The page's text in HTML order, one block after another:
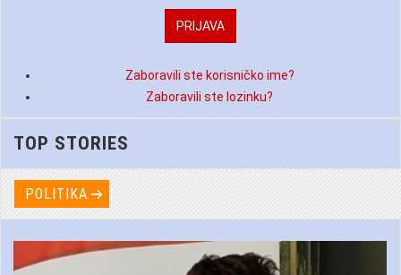
Zaboravili ste korisničko ime?
Zaboravili ste lozinku?
TOP STORIES
POLITIKA